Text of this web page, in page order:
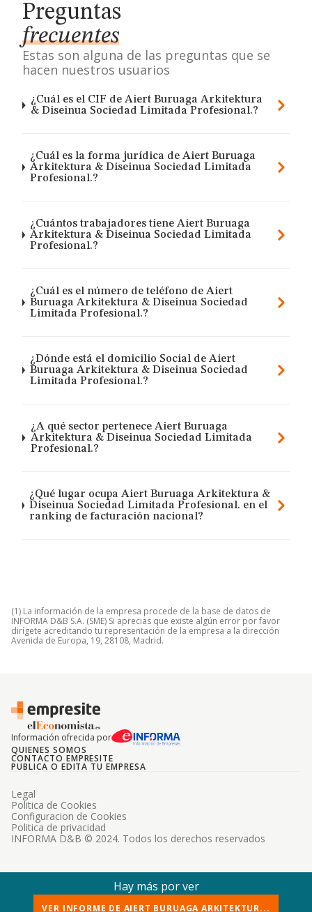
Preguntas
frecuentes
Estas son alguna de las preguntas que se
hacen nuestros usuarios
¿Cuál es el CIF de Aiert Buruaga Arkitektura
& Diseinua Sociedad Limitada Profesional.?
¿Cuál es la forma jurídica de Aiert Buruaga
Arkitektura & Diseinua Sociedad Limitada
Profesional.?
¿Cuántos trabajadores tiene Aiert Buruaga
Arkitektura & Diseinua Sociedad Limitada
Profesional.?
¿Cuál es el número de teléfono de Aiert
Buruaga Arkitektura & Diseinua Sociedad
Limitada Profesional.?
¿Dónde está el domicilio Social de Aiert
Buruaga Arkitektura & Diseinua Sociedad
Limitada Profesional.?
¿A qué sector pertenece Aiert Buruaga
Arkitektura & Diseinua Sociedad Limitada
Profesional.?
¿Qué lugar ocupa Aiert Buruaga Arkitektura &
Diseinua Sociedad Limitada Profesional. en el
ranking de facturación nacional?
(1) La información de la empresa procede de la base de datos de
INFORMA D&B S.A. (SME) Si aprecias que existe algún error por favor
dirígete acreditando tu representación de la empresa a la dirección
Avenida de Europa, 19, 28108, Madrid.
Información ofrecida por
QUIENES SOMOS
CONTACTO EMPRESITE
PUBLICA O EDITA TU EMPRESA
INFORMA D&B © 2024. Todos los derechos reservados
Legal
Politica de Cookies
Configuracion de Cookies
Politica de privacidad
Hay más por ver
VER INFORME DE AIERT BURUAGA ARKITEKTUR...